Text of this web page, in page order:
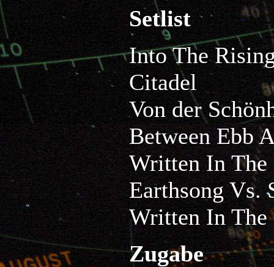
Setlist
Into The
Citadel
Von der
Between Ebb
Written In The
Earthsong Vs.
Written In The
Zugabe